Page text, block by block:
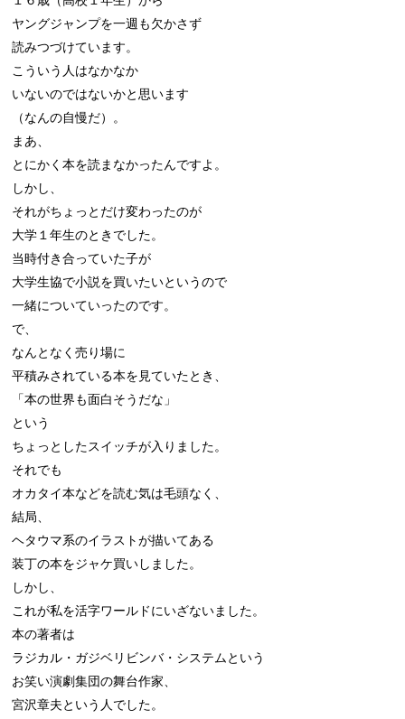
ヤングジャンプを一週も欠かさず
読みつづけています。
こういう人はなかなか
いないのではないかと思います
（なんの自慢だ）。
まあ、
とにかく本を読まなかったんですよ。
しかし、
それがちょっとだけ変わったのが
大学１年生のときでした。
当時付き合っていた子が
大学生協で小説を買いたいというので
一緒についていったのです。
で、
なんとなく売り場に
平積みされている本を見ていたとき、
「本の世界も面白そうだな」
という
ちょっとしたスイッチが入りました。
それでも
オカタイ本などを読む気は毛頭なく、
結局、
ヘタウマ系のイラストが描いてある
装丁の本をジャケ買いしました。
しかし、
これが私を活字ワールドにいざないました。
本の著者は
ラジカル・ガジベリビンバ・システムという
お笑い演劇集団の舞台作家、
宮沢章夫という人でした。